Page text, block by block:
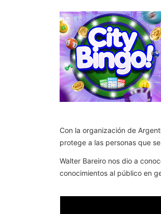
Con la organización de
protege a las personas que
Walter Bareiro nos dio a
conocimientos al público en